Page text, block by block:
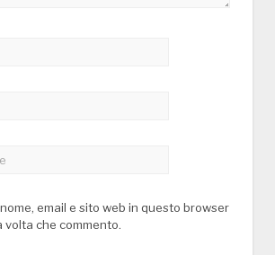
email e sito web in questo browser
volta che commento.